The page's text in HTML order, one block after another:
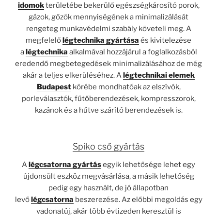
idomokterületébe bekerülő egészségkárosító porok,
gázok, gőzök mennyiségének a minimalizálását
rengeteg munkavédelmi szabály követeli meg. A
megfelelőlégtechnika gyártása és kivitelezése
alégtechnika alkalmával hozzájárul a foglalkozásból
eredendő megbetegedések minimalizálásához de még
akár a teljes elkerüléséhez. Alégtechnikai elemek
Budapest körébe mondhatóak az elszívók,
porleválasztók, fűtőberendezések, kompresszorok,
kazánok és a hűtve szárító berendezések is.
Spiko cső gyártás
Alégcsatorna gyártásegyik lehetősége lehet egy
újdonsült eszköz megvásárlása, a másik lehetőség
pedig egy használt, de jó állapotban
levőlégcsatorna beszerezése. Az előbbi megoldás egy
vadonatúj, akár több évtizeden keresztül is